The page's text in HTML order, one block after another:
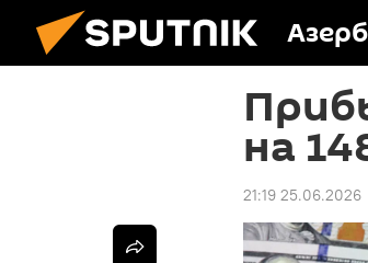
на
21:19 25.06.2026